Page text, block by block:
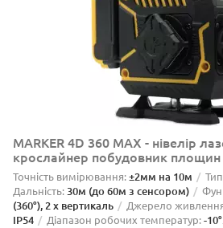
MARKER 4D 360 MAX - нівелір
крослайнер побудовник площин
Точність вимірювання:±2мм на 10м
Дальність:30м (до 60м з сенсором)
(360°), 2 x вертикаль
Джерело
IP54 Діапазон робочих температур:-